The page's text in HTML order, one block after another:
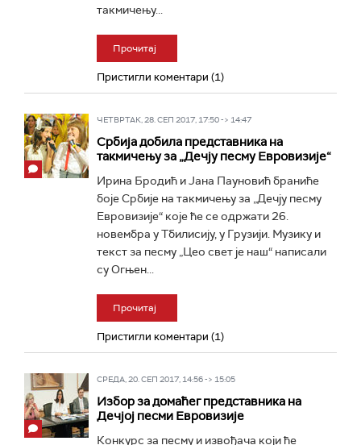
такмичењу...
Прочитај
Пристигли коментари (1)
ЧЕТВРТАК, 28. СЕП 2017, 17:50 -> 14:47
Србија добила представника на
такмичењу за „Дечју песму Евровизије“
Ирина Бродић и Јана Пауновић браниће
боје Србије на такмичењу за „Дечју песму
Евровизије“ које ће се одржати 26.
новембра у Тбилисију, у Грузији. Музику и
текст за песму „Цео свет је наш“ написали
су Огњен...
Прочитај
Пристигли коментари (1)
СРЕДА, 20. СЕП 2017, 14:56 -> 15:05
Избор за домаћег представника на
Дечјој песми Евровизије
Конкурс за песму и извођача који ће